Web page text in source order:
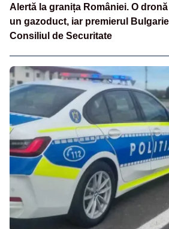
Alertă la granița României. O
un gazoduct, iar premierul
Consiliul de Securitate